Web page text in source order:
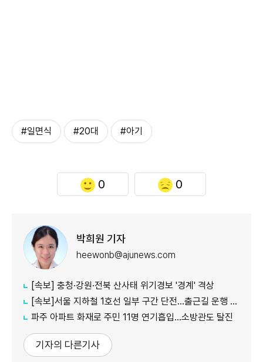
#일면식 #20대 #아기
0 0
박희원 기자
heewonb@ajunews.com
[속보] 충청·강원·전북 산사태 위기경보 '경계' 격상
[속보]서울 지하철 1호선 일부 구간 단전…출근길 운행 지연
파주 아파트 화재로 주민 11명 연기흡입…소방관도 탈진
기자의 다른기사